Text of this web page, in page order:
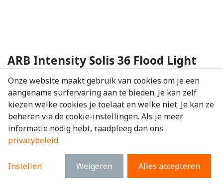
ARB Intensity Solis 36 Flood Light
EAN: 9332018070289
€350,84excl. BTW
€424,52 incl. BTW
TOEVOEGEN AAN WINKELMANDJE
Onze website maakt gebruik van cookies om je een
aangename surfervaring aan te bieden. Je kan zelf
kiezen welke cookies je toelaat en welke niet. Je kan ze
beheren via de cookie-instellingen. Als je meer
informatie nodig hebt, raadpleeg dan ons
privacybeleid.
Instellen Weigeren Alles accepteren